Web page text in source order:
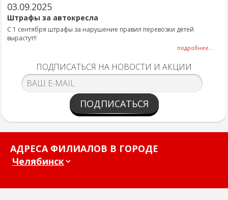
03.09.2025
Штрафы за автокресла
С 1 сентября штрафы за нарушение правил перевозки детей
вырастут!!
подробнее...
ПОДПИСАТЬСЯ НА НОВОСТИ И АКЦИИ
ПОДПИСАТЬСЯ
АДРЕСА ФИЛИАЛОВ В ГОРОДЕ